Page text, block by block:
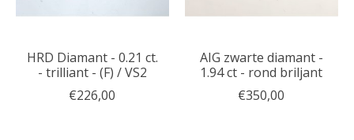
HRD Diamant - 0.21 ct.
- trilliant - (F) / VS2
€226,00
AIG zwarte diamant -
1.94 ct - rond briljant
€350,00